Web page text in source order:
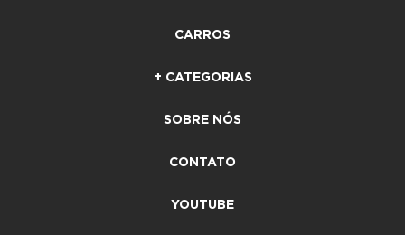
CARROS
+ CATEGORIAS
SOBRE NÓS
CONTATO
YOUTUBE